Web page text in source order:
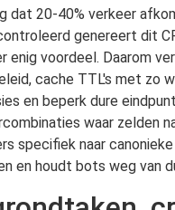
dat 20-40% verkeer
genereert dit
enig voordeel. Daarom
cache TTL's met zo
en beperk dure
waar zelden
specifiek naar canonieke
en houdt bots weg van